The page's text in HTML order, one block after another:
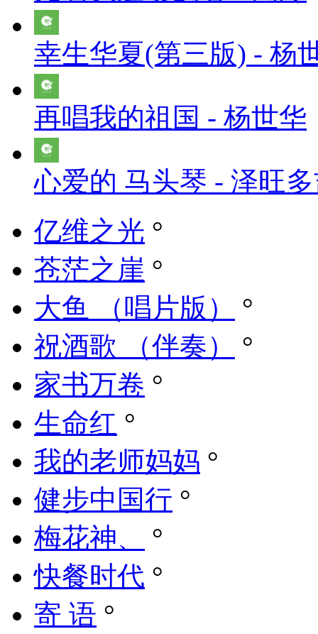
幸生华夏(第三版) - 杨
再唱我的祖国 - 杨世华
心爱的 马头琴 - 泽旺
亿维之光 °
苍茫之崖 °
大鱼 （唱片版）
°
祝酒歌 （伴奏）
°
家书万卷 °
生命红 °
我的老师妈妈 °
健步中国行 °
梅花神、
°
快餐时代 °
寄 语 °